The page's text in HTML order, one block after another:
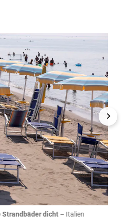
dicht– Italien